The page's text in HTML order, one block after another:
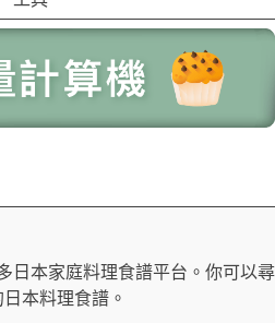
日本家庭料理食譜平台。你可以尋
本料理食譜。